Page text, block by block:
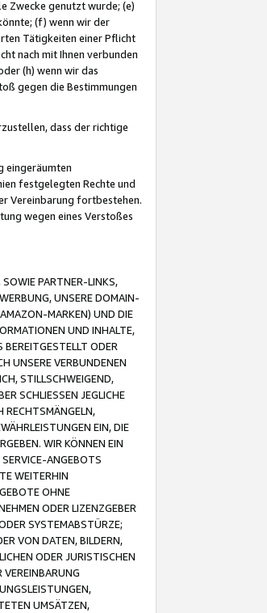
Zwecke genutzt wurde; (e)
(f) wenn wir der
Tätigkeiten einer Pflicht
nach mit Ihnen verbunden
(h) wenn wir das
gegen die Bestimmungen
dass der richtige
eingeräumten
festgelegten Rechte und
Vereinbarung fortbestehen.
wegen eines Verstoßes
PARTNER-LINKS,
UNSERE DOMAIN-
MARKEN) UND DIE
UND INHALTE,
ODER
UNSERE VERBUNDENEN
STILLSCHWEIGEND,
SCHLIESSEN JEGLICHE
RECHTSMÄNGELN,
EIN, DIE
WIR KÖNNEN EIN
ANGEBOTS
WEITERHIN
OHNE
ODER LIZENZGEBER
SYSTEMABSTÜRZE;
VON DATEN, BILDERN,
ODER JURISTISCHEN
VEREINBARUNG
UMSÄTZEN,